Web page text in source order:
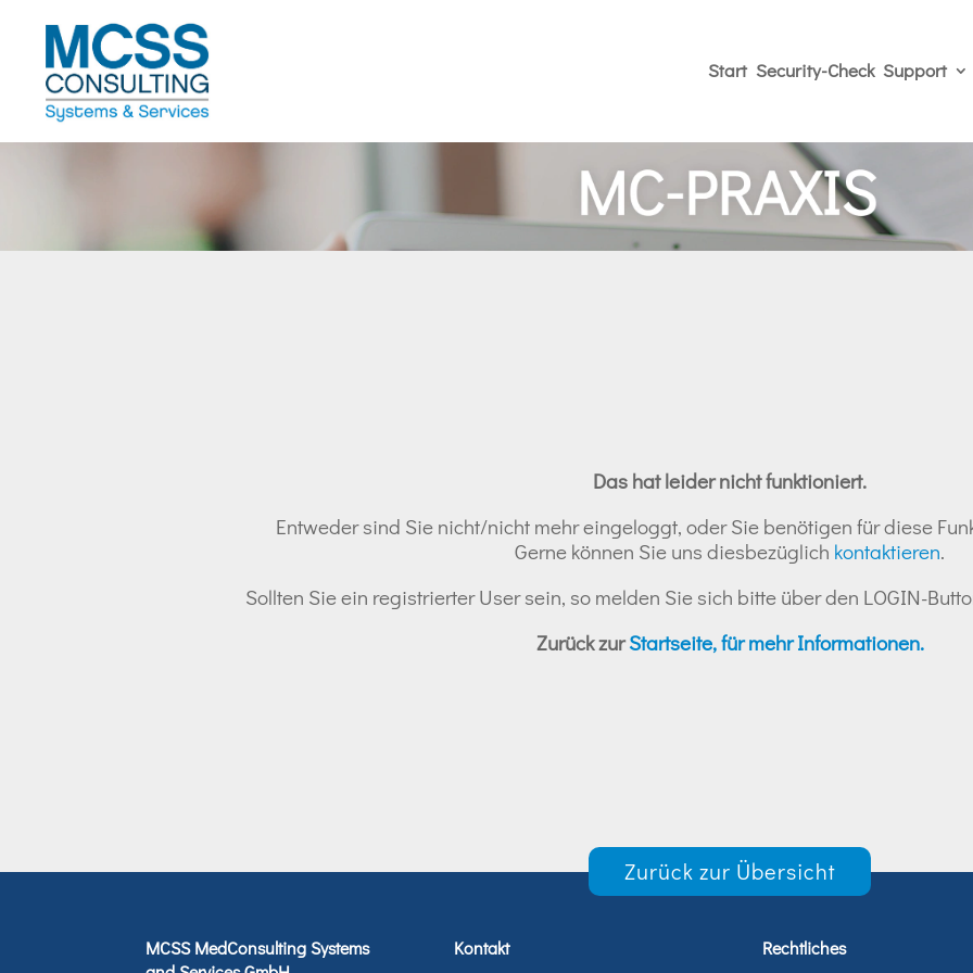
Start Security-Check Support
Das hat leider nicht funktioniert.
Entweder sind Sie nicht/nicht mehr eingeloggt, oder Sie benötigen für diese
Gerne können Sie uns diesbezüglich kontaktieren.
Sollten Sie ein registrierter User sein, so melden Sie sich bitte über den LOGIN-
Zurück zurStartseite, für mehr Informationen.
Zurück zur Übersicht
MCSS MedConsulting Systems
Kontakt
Rechtliches